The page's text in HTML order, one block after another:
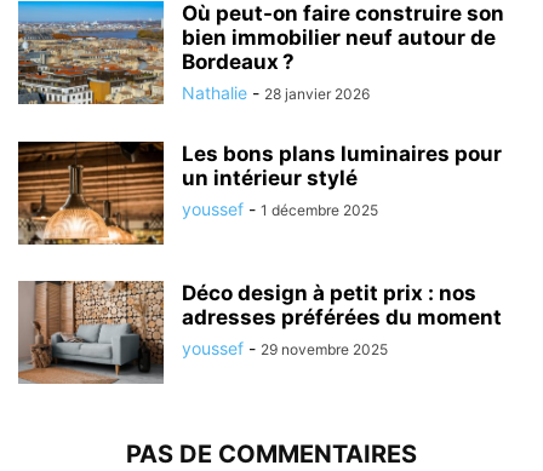
Où peut-on faire construire son
bien immobilier neuf autour de
Bordeaux ?
Nathalie - 28 janvier 2026
Les bons plans luminaires pour
un intérieur stylé
youssef - 1 décembre 2025
Déco design à petit prix : nos
adresses préférées du moment
youssef - 29 novembre 2025
PAS DE COMMENTAIRES